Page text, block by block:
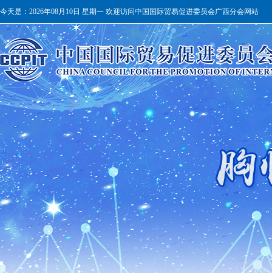
今天是： 2026年08月10日 星期一 欢迎访问中国国际贸易促进委员会广西分会网站